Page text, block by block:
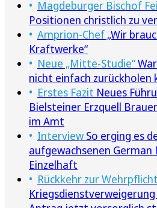
Magdeburger Bischof
Positionen christlich zu
Amprion-Chef „Wir
Kraftwerke“
Neue „Mitte-Studie“
nicht einfach zurückholen
Erstes Fazit Neues
Bielsteiner Erzquell
im Amt
Interview So erging es
aufgewachsenen German
Einzelhaft
Rückkehr zur